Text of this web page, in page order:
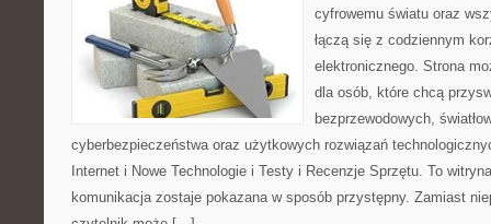
cyfrowemu światu oraz
łączą się z codziennym
elektronicznego. Strona
dla osób, które chcą
bezprzewodowych,
cyberbezpieczeństwa oraz użytkowych rozwiązań
Internet i Nowe Technologie i Testy i Recenzje Sprzętu. To
komunikacja zostaje pokazana w sposób przystępny. Zamiast